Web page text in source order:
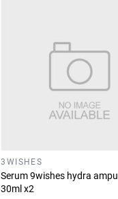
3WISHES
Serum 9wishes hydra
30ml x2